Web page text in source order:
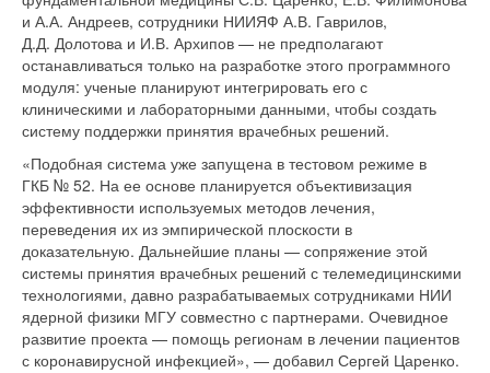
и А.А. Андреев, сотрудники НИИЯФ А.В. Гаврилов,
Д.Д. Долотова и И.В. Архипов — не предполагают
останавливаться только на разработке этого программного
модуля: ученые планируют интегрировать его с
клиническими и лабораторными данными, чтобы создать
систему поддержки принятия врачебных решений.
«Подобная система уже запущена в тестовом режиме в
ГКБ № 52. На ее основе планируется объективизация
эффективности используемых методов лечения,
переведения их из эмпирической плоскости в
доказательную. Дальнейшие планы — сопряжение этой
системы принятия врачебных решений с телемедицинскими
технологиями, давно разрабатываемых сотрудниками НИИ
ядерной физики МГУ совместно с партнерами. Очевидное
развитие проекта — помощь регионам в лечении пациентов
с коронавирусной инфекцией», — добавил Сергей Царенко.